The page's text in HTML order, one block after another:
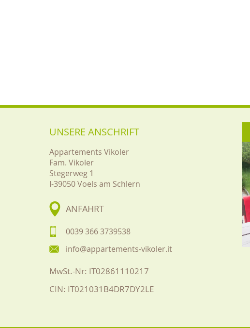
UNSERE ANSCHRIFT
Appartements Vikoler
Fam. Vikoler
Stegerweg 1
I-39050Voels am Schlern
ANFAHRT
0039 366 3739538
info@appartements-vikoler.it
MwSt.-Nr: IT02861110217
CIN: IT021031B4DR7DY2LE